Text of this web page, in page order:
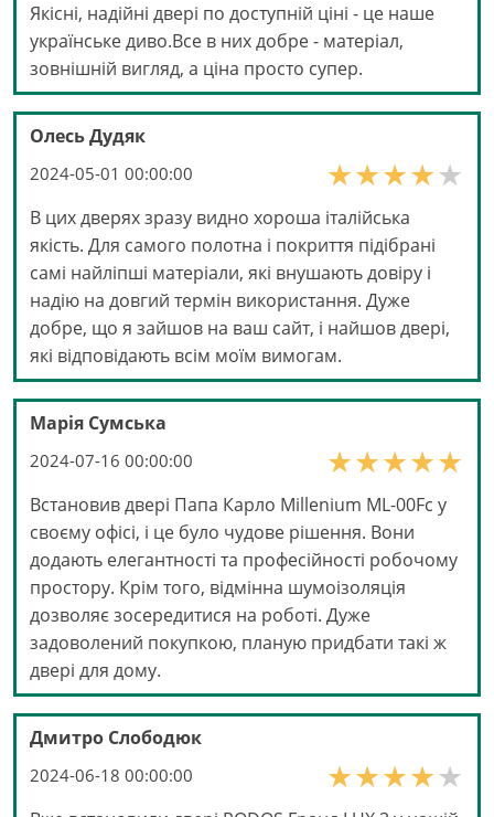
Якісні, надійні двері по доступній ціні - це наше
українське диво.Все в них добре - матеріал,
зовнішній вигляд, а ціна просто супер.
Олесь Дудяк
2024-05-01 00:00:00
В цих дверях зразу видно хороша італійська
якість. Для самого полотна і покриття підібрані
самі найліпші матеріали, які внушають довіру і
надію на довгий термін використання. Дуже
добре, що я зайшов на ваш сайт, і найшов двері,
які відповідають всім моїм вимогам.
Марія Сумська
2024-07-16 00:00:00
Встановив двері Папа Карло Millenium ML-00Fс у
своєму офісі, і це було чудове рішення. Вони
додають елегантності та професійності робочому
простору. Крім того, відмінна шумоізоляція
дозволяє зосередитися на роботі. Дуже
задоволений покупкою, планую придбати такі ж
двері для дому.
Дмитро Слободюк
2024-06-18 00:00:00